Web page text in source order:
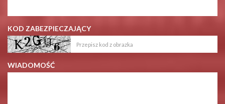
KOD ZABEZPIECZAJĄCY
WIADOMOŚĆ